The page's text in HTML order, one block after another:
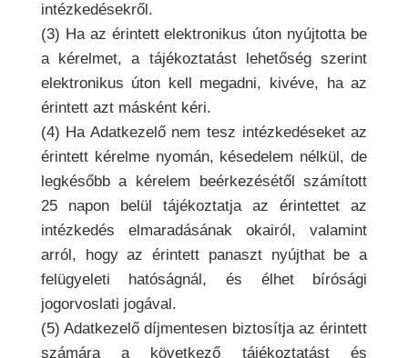
intézkedésekről.
(3) Ha az érintett elektronikus úton nyújtotta be
a kérelmet, a tájékoztatást lehetőség szerint
elektronikus úton kell megadni, kivéve, ha az
érintett azt másként kéri.
(4) Ha Adatkezelő nem tesz intézkedéseket az
érintett kérelme nyomán, késedelem nélkül, de
legkésőbb a kérelem beérkezésétől számított
25 napon belül tájékoztatja az érintettet az
intézkedés elmaradásának okairól, valamint
arról, hogy az érintett panaszt nyújthat be a
felügyeleti hatóságnál, és élhet bírósági
jogorvoslati jogával.
(5) Adatkezelő díjmentesen biztosítja az érintett
számára a következő tájékoztatást és